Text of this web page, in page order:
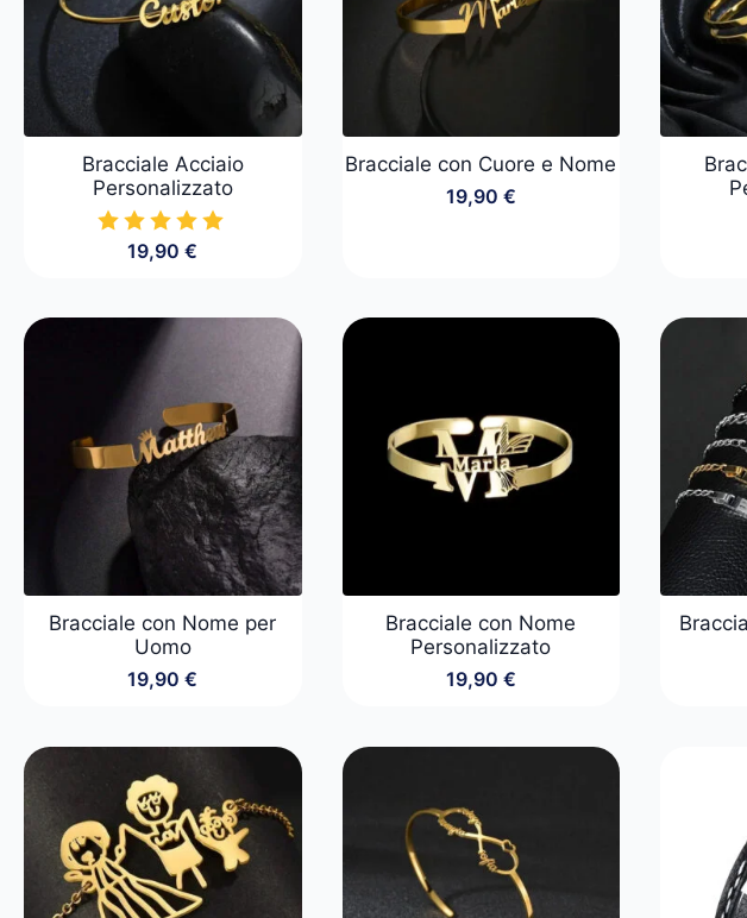
Bracciale Acciaio
Personalizzato
19,90€
Bracciale con Cuore e Nome
19,90 €
Bracciale con Nome per
Uomo
19,90€
Bracciale con Nome
Personalizzato
19,90 €